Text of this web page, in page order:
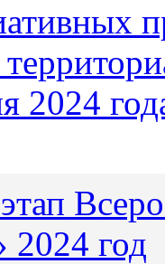
2024
2024 год